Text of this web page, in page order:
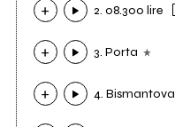
2. 08.300 lire
3. Porta
4. Bismantova